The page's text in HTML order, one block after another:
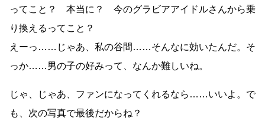
ってこと？ 本当に？ 今のグラビアアイドルさんから乗
り換えるってこと？
えーっ……じゃあ、私の谷間……そんなに効いたんだ。そ
っか……男の子の好みって、なんか難しいね。
じゃ、じゃあ、ファンになってくれるなら……いいよ。で
も、次の写真で最後だからね？